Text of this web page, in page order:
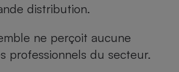
distribution.
ne perçoit aucune
professionnels du secteur.